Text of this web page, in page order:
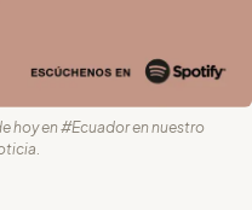
hoy en #Ecuador en nuestro